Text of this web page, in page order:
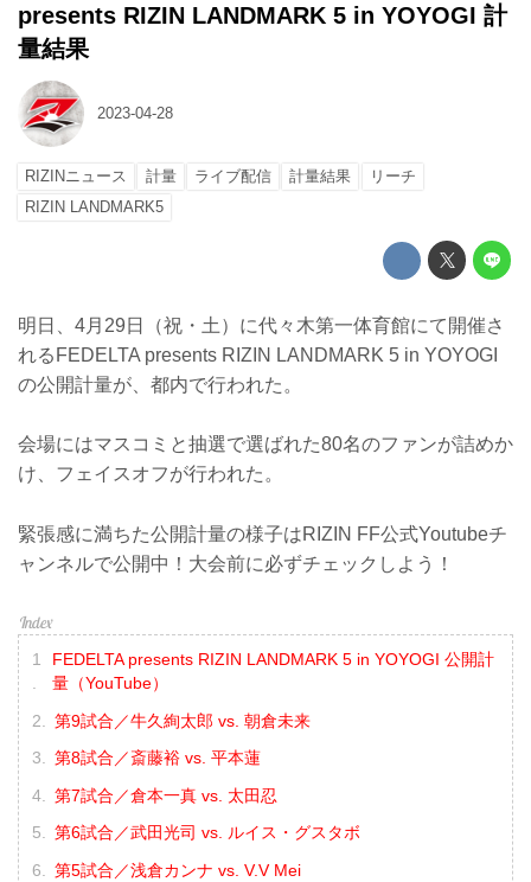
presents RIZIN LANDMARK 5 in YOYOGI 計
量結果
2023-04-28
RIZINニュース 計量 ライブ配信 計量結果
リーチ
RIZIN LANDMARK5
明日、4月29日（祝・土）に代々木第一体育館にて開催さ
れるFEDELTA presents RIZIN LANDMARK 5 in YOYOGI
の公開計量が、都内で行われた。
会場にはマスコミと抽選で選ばれた80名のファンが詰めか
け、フェイスオフが行われた。
緊張感に満ちた公開計量の様子はRIZIN FF公式Youtubeチ
ャンネルで公開中！大会前に必ずチェックしよう！
FEDELTA presents RIZIN LANDMARK 5 in YOYOGI 公開計
量（YouTube）
第9試合／牛久絢太郎 vs. 朝倉未来
第8試合／斎藤裕 vs. 平本蓮
第7試合／倉本一真 vs. 太田忍
第6試合／武田光司 vs. ルイス・グスタボ
第5試合／浅倉カンナ vs. V.V Mei